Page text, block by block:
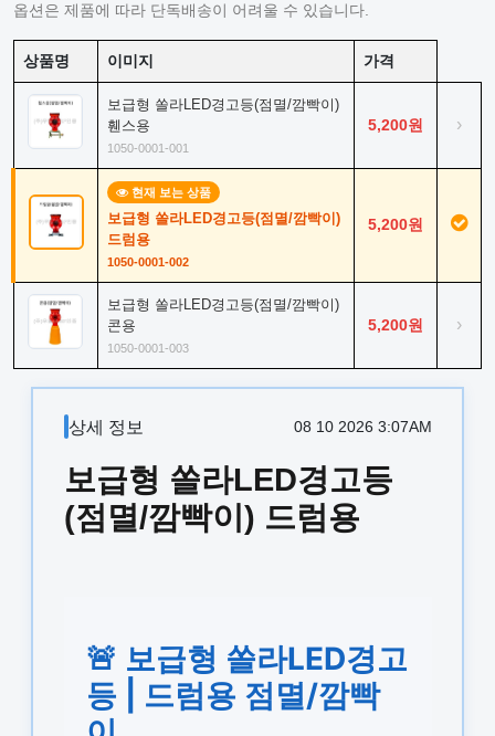
옵션은 제품에 따라 단독배송이 어려울 수 있습니다.
상품명 이미지 가격
보급형 쏠라LED경고등(점멸/깜빡이)
휀스용
1050-0001-001
5,200원 ›
현재 보는 상품
보급형 쏠라LED경고등(점멸/깜빡이)
드럼용
1050-0001-002
5,200원
보급형 쏠라LED경고등(점멸/깜빡이)
콘용
1050-0001-003
5,200원 ›
상세 정보 08 10 2026 3:07AM
보급형 쏠라LED경고등
(점멸/깜빡이) 드럼용
🚨 보급형 쏠라LED경고
등 | 드럼용 점멸/깜빡